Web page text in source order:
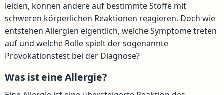
leiden, können andere auf bestimmte Stoffe mit
schweren körperlichen Reaktionen reagieren. Doch wie
entstehen Allergien eigentlich, welche Symptome treten
auf und welche Rolle spielt der sogenannte
Provokationstest bei der Diagnose?
Was ist eine Allergie?